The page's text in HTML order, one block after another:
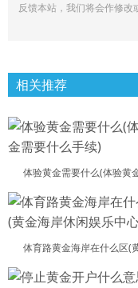
反馈本站，我们将会作修改
相关推荐
体验黄金需要什么(体验黄
体育路黄金海岸在什么区(